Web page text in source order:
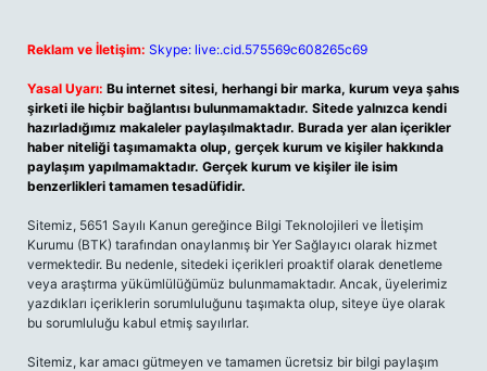
Reklam ve İletişim: Skype: live:.cid.575569c608265c69
Yasal Uyarı: Bu internet sitesi, herhangi bir marka, kurum veya şahıs
şirketi ile hiçbir bağlantısı bulunmamaktadır. Sitede yalnızca kendi
hazırladığımız makaleler paylaşılmaktadır. Burada yer alan içerikler
haber niteliği taşımamakta olup, gerçek kurum ve kişiler hakkında
paylaşım yapılmamaktadır. Gerçek kurum ve kişiler ile isim
benzerlikleri tamamen tesadüfidir.
Sitemiz, 5651 Sayılı Kanun gereğince Bilgi Teknolojileri ve İletişim
Kurumu (BTK) tarafından onaylanmış bir Yer Sağlayıcı olarak hizmet
vermektedir. Bu nedenle, sitedeki içerikleri proaktif olarak denetleme
veya araştırma yükümlülüğümüz bulunmamaktadır. Ancak, üyelerimiz
yazdıkları içeriklerin sorumluluğunu taşımakta olup, siteye üye olarak
bu sorumluluğu kabul etmiş sayılırlar.
Sitemiz, kar amacı gütmeyen ve tamamen ücretsiz bir bilgi paylaşım